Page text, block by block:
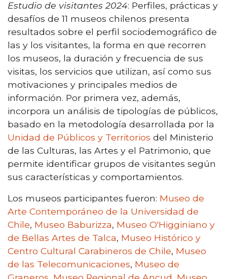
Estudio de visitantes 2024: Perfiles, prácticas y
desafíos de 11 museos chilenos presenta
resultados sobre el perfil sociodemográfico de
las y los visitantes, la forma en que recorren
los museos, la duración y frecuencia de sus
visitas, los servicios que utilizan, así como sus
motivaciones y principales medios de
información. Por primera vez, además,
incorpora un análisis de tipologías de públicos,
basado en la metodología desarrollada por la
Unidad de Públicos y Territorios del Ministerio
de las Culturas, las Artes y el Patrimonio, que
permite identificar grupos de visitantes según
sus características y comportamientos.
Los museos participantes fueron: Museo de
Arte Contemporáneo de la Universidad de
Chile, Museo Baburizza, Museo O'Higginiano y
de Bellas Artes de Talca, Museo Histórico y
Centro Cultural Carabineros de Chile, Museo
de las Telecomunicaciones, Museo de